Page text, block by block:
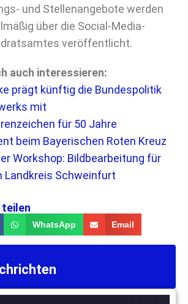
und Stellenangebote werden
über die Social-Media-
veröffentlicht.
auch interessieren:
prägt künftig die Bundespolitik
mit
für 50 Jahre
beim Bayerischen Roten Kreuz
Workshop: Bildbearbeitung für
Landkreis Schweinfurt
teilen
WhatsApp Email